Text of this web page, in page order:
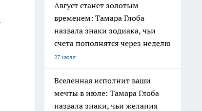
Август станет золотым
временем: Тамара Глоба
назвала знаки зодиака, чьи
счета пополнятся через неделю
27 июля
Вселенная исполнит ваши
мечты в июле: Тамара Глоба
назвала знаки, чьи желания